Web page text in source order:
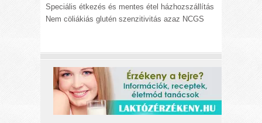
Speciális étkezés és mentes étel házhozszállítás
Nem cöliákiás glutén szenzitivitás azaz NCGS